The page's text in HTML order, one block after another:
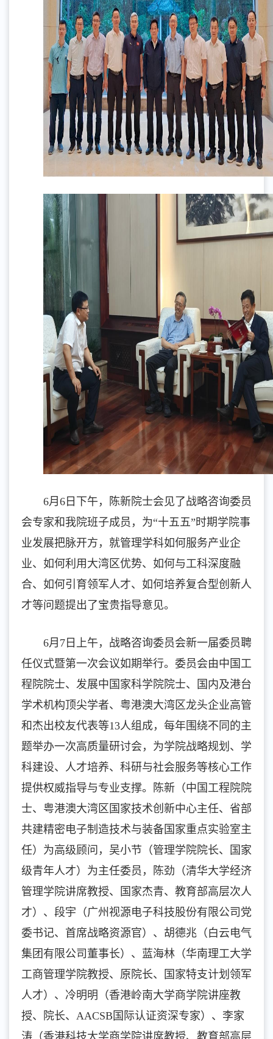
6月6日下午，陈新院士会见了战略咨询委员
会专家和我院班子成员，为“十五五”时期学院事
业发展把脉开方，就管理学科如何服务产业企
业、如何利用大湾区优势、如何与工科深度融
合、如何引育领军人才、如何培养复合型创新人
才等问题提出了宝贵指导意见。
6月7日上午，战略咨询委员会新一届委员聘
任仪式暨第一次会议如期举行。委员会由中国工
程院院士、发展中国家科学院院士、国内及港台
学术机构顶尖学者、粤港澳大湾区龙头企业高管
和杰出校友代表等13人组成，每年围绕不同的主
题举办一次高质量研讨会，为学院战略规划、学
科建设、人才培养、科研与社会服务等核心工作
提供权威指导与专业支撑。陈新（中国工程院院
士、粤港澳大湾区国家技术创新中心主任、省部
共建精密电子制造技术与装备国家重点实验室主
任）为高级顾问，吴小节（管理学院院长、国家
级青年人才）为主任委员，陈劲（清华大学经济
管理学院讲席教授、国家杰青、教育部高层次人
才）、段宇（广州视源电子科技股份有限公司党
委书记、首席战略资源官）、胡德兆（白云电气
集团有限公司董事长）、蓝海林（华南理工大学
工商管理学院教授、原院长、国家特支计划领军
人才）、冷明明（香港岭南大学商学院讲座教
授、院长、AACSB国际认证资深专家）、李家